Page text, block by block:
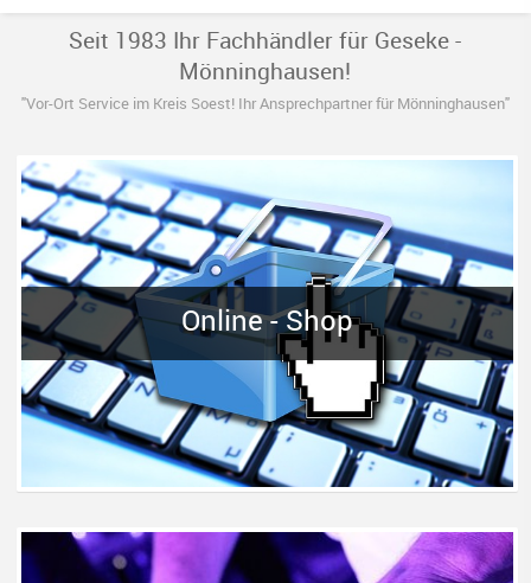
Seit 1983 Ihr Fachhändler für Geseke -
Mönninghausen!
"Vor-Ort Service im Kreis Soest! Ihr Ansprechpartner für Mönninghausen"
Online - Shop